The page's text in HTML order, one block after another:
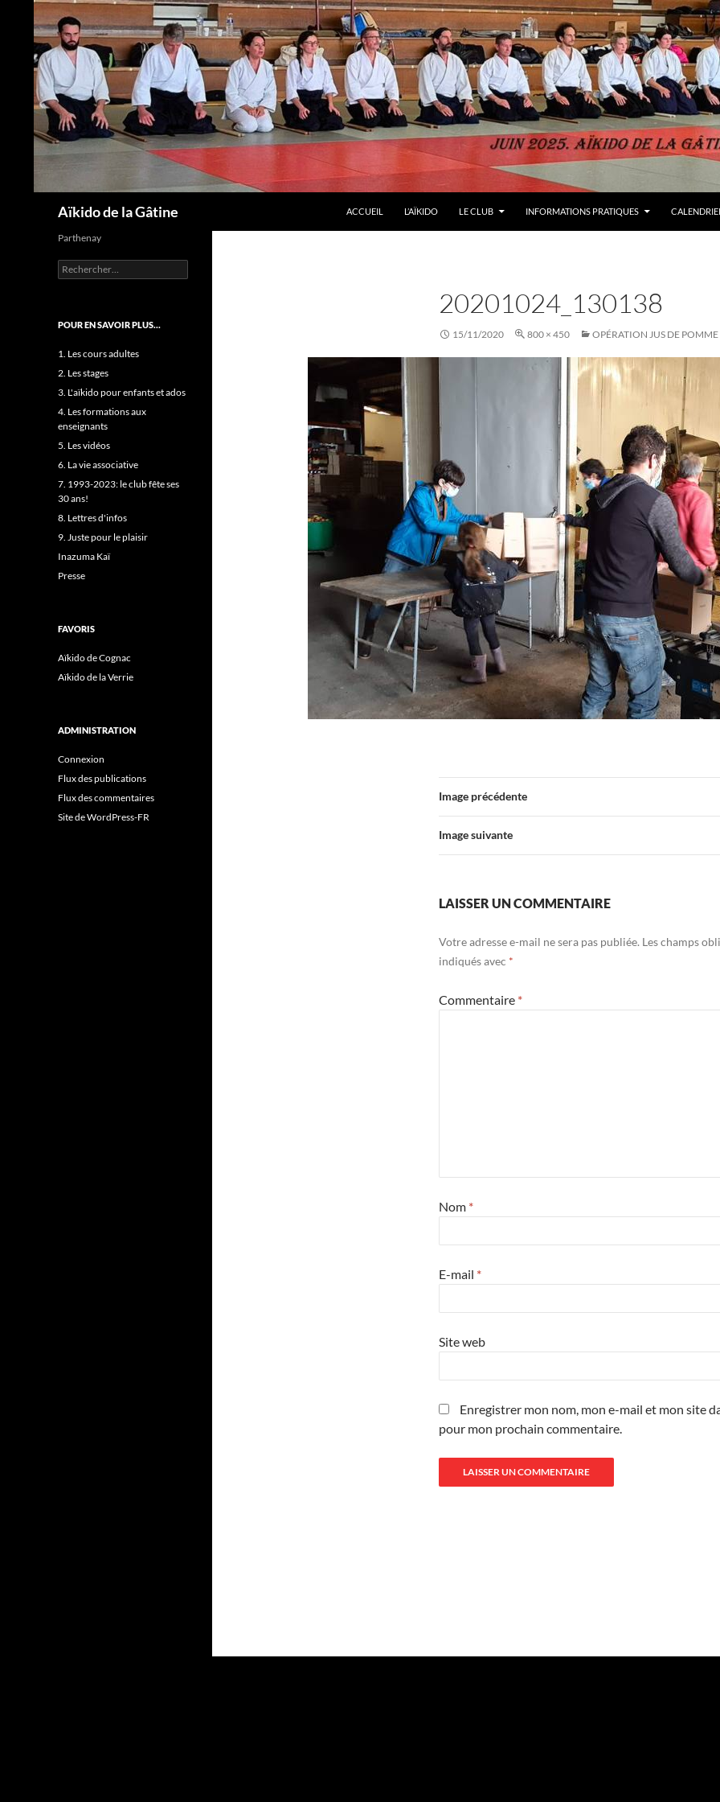
Aïkido de la Gâtine
ACCUEIL
L’AÏKIDO LE CLUB INFORMATIONS PRATIQUES
20201024_130138
15/11/2020 800 × 450 OPÉRATION JUS DE POMME
Image précédente
Image suivante
LAISSER UN COMMENTAIRE
Votre adresse e-mail ne sera pas publiée. Les champs
indiqués avec *
Commentaire *
Nom *
E-mail *
Site web
Enregistrer mon nom, mon e-mail et mon site
pour mon prochain commentaire.
Parthenay
Rechercher :
POUR EN SAVOIR PLUS…
1. Les cours adultes
2. Les stages
3. L'aïkido pour enfants et ados
4. Les formations aux
enseignants
5. Les vidéos
6. La vie associative
7. 1993-2023: le club fête ses
30 ans!
8. Lettres d'infos
9. Juste pour le plaisir
Inazuma Kaï
Presse
FAVORIS
Aïkido de Cognac
Aïkido de la Verrie
ADMINISTRATION
Connexion
Flux des publications
Flux des commentaires
Site de WordPress-FR